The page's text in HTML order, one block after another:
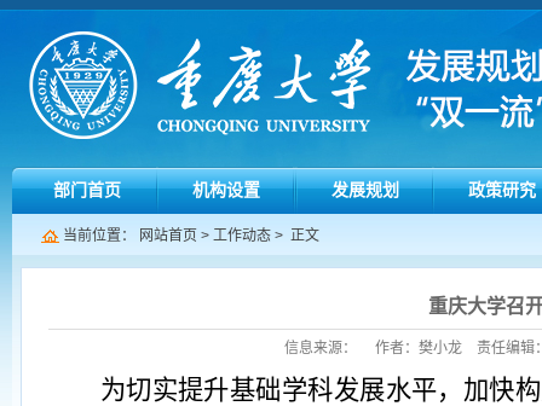
部门首页 机构设置 发展规划 政策研究
当前位置： 网站首页 > 工作动态 > 正文
重庆大学召
信息来源： 作者：樊小龙 责任编辑
为切实提升基础学科发展水平，加快